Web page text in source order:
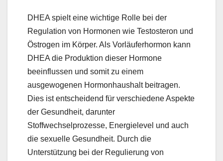
DHEA spielt eine wichtige Rolle bei der
Regulation von Hormonen wie Testosteron und
Östrogen im Körper. Als Vorläuferhormon kann
DHEA die Produktion dieser Hormone
beeinflussen und somit zu einem
ausgewogenen Hormonhaushalt beitragen.
Dies ist entscheidend für verschiedene Aspekte
der Gesundheit, darunter
Stoffwechselprozesse, Energielevel und auch
die sexuelle Gesundheit. Durch die
Unterstützung bei der Regulierung von